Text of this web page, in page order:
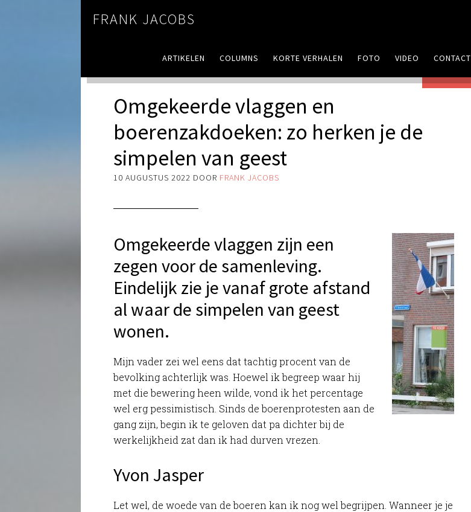
FRANK JACOBS
ARTIKELEN COLUMNS KORTE VERHALEN FOTO VIDEO CONTACT
Omgekeerde vlaggen en
boerenzakdoeken: zo herken je de
simpelen van geest
10 AUGUSTUS 2022 DOOR FRANK JACOBS
Omgekeerde vlaggen zijn een
zegen voor de samenleving.
Eindelijk zie je vanaf grote afstand
al waar de simpelen van geest
wonen.
Mijn vader zei wel eens dat tachtig procent van de
bevolking achterlijk was. Hoewel ik begreep waar hij
met die bewering heen wilde, vond ik het percentage
wel erg pessimistisch. Sinds de boerenprotesten aan de
gang zijn, begin ik te geloven dat pa dichter bij de
werkelijkheid zat dan ik had durven vrezen.
Yvon Jasper
Let wel, de woede van de boeren kan ik nog wel begrijpen. Wanneer je je